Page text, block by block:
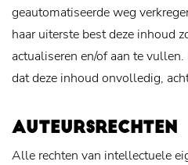
geautomatiseerde weg
haar uiterste best deze inhoud
actualiseren en/of aan te
dat deze inhoud onvolledig,
AUTEURSRECHTEN
Alle rechten van intellectuele